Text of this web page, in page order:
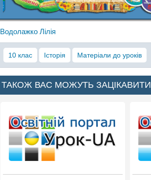
Водолажко Лілія
10 клас Історія Матеріали до уроків
ТАКОЖ ВАС МОЖУТЬ ЗАЦІКАВИТИ